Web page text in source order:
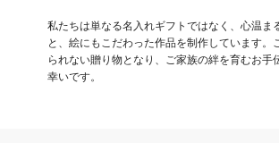
私たちは単なる名入れギフトではなく、心温ま
と、絵にもこだわった作品を制作しています。
られない贈り物となり、ご家族の絆を育むお手
幸いです。